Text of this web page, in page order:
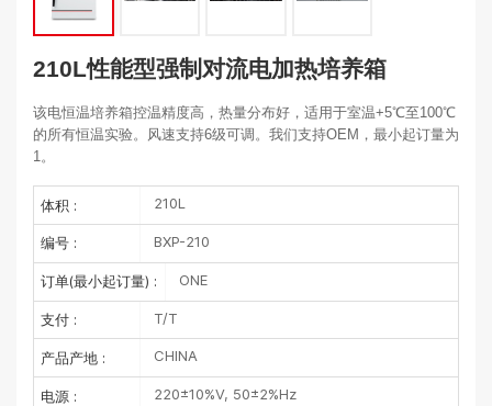
210L性能型强制对流电加热培养箱
该电恒温培养箱控温精度高，热量分布好，适用于室温+5℃至100℃
的所有恒温实验。风速支持6级可调。我们支持OEM，最小起订量为
1。
体积 : 210L
编号 : BXP-210
订单(最小起订量) : ONE
支付 : T/T
产品产地 : CHINA
电源 : 220±10%V, 50±2%Hz